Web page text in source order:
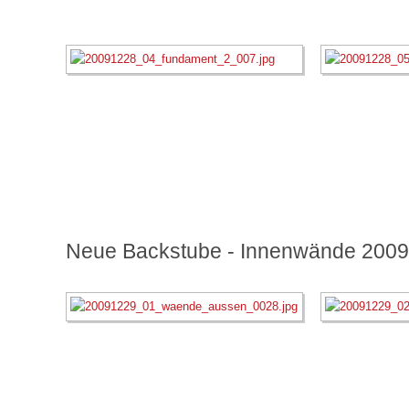
Neue Backstube - Innenwände